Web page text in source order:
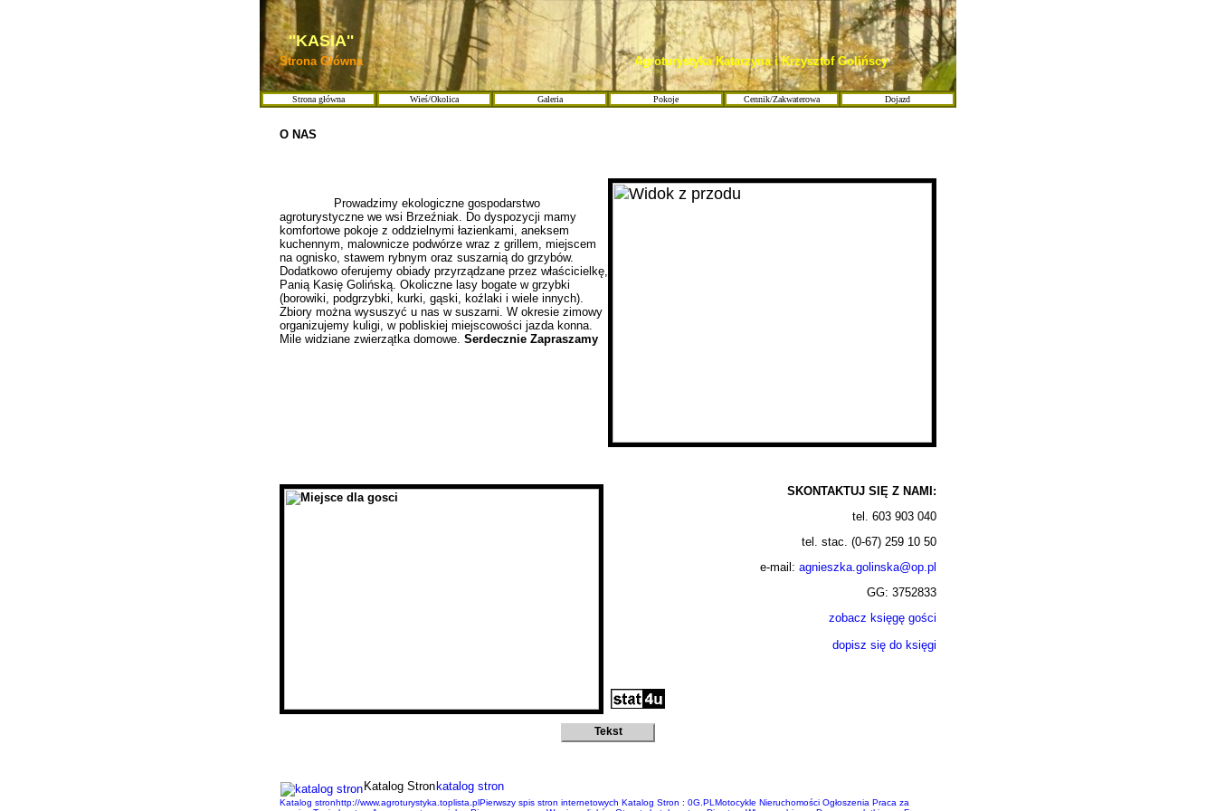
''KASIA''
Strona Główna Agroturystyka Katarzyna i Krzysztof Golińscy
Strona główna Wieś/Okolica Galeria Pokoje Cennik/Zakwaterowa Dojazd
O NAS
Prowadzimy ekologiczne gospodarstwo
agroturystyczne we wsi Brzeźniak. Do dyspozycji mamy
komfortowe pokoje z oddzielnymi łazienkami, aneksem
kuchennym, malownicze podwórze wraz z grillem, miejscem
na ognisko, stawem rybnym oraz suszarnią do grzybów.
Dodatkowo oferujemy obiady przyrządzane przez właścicielkę,
Panią Kasię Golińską. Okoliczne lasy bogate w grzybki
(borowiki, podgrzybki, kurki, gąski, koźlaki i wiele innych).
Zbiory można wysuszyć u nas w suszarni. W okresie zimowy
organizujemy kuligi, w pobliskiej miejscowości jazda konna.
Mile widziane zwierzątka domowe. Serdecznie Zapraszamy
SKONTAKTUJ SIĘ Z NAMI:
tel. 603 903 040
tel. stac. (0-67) 259 10 50
e-mail: agnieszka.golinska@op.pl
GG: 3752833
zobacz księgę gości
dopisz się do księgi
Tekst
Katalog stronhttp://www.agroturystyka.toplista.plPierwszy spis stron internetowych Katalog Stron : 0G.PL Motocykle Nieruchomości Ogłoszenia Praca za